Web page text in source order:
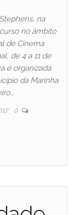
na
no âmbito
de Cinema
de 4 a 11 de
é organizada
da Marinha
0